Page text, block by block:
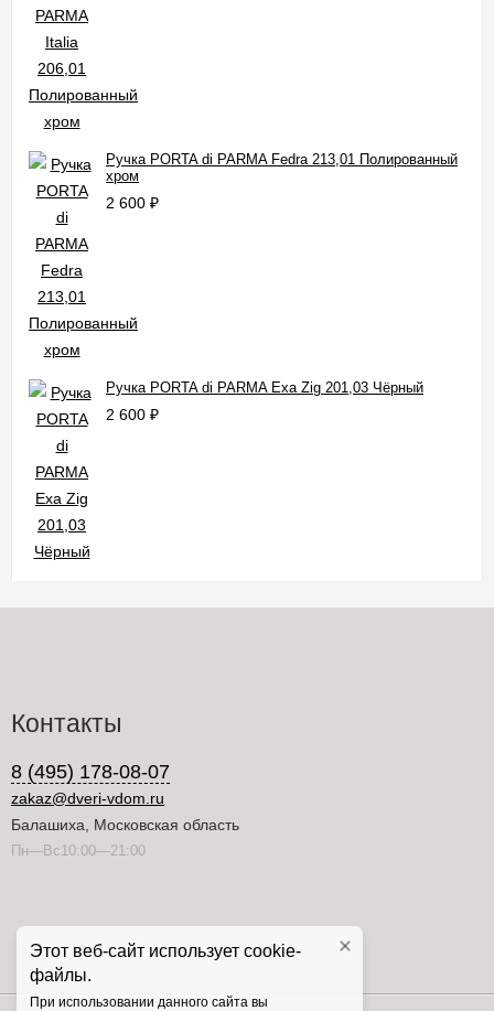
Ручка PORTA di PARMA Fedra 213,01 Полированный
хром
2 600 ₽
Ручка PORTA di PARMA Exa Zig 201,03 Чёрный
2 600 ₽
Контакты
8 (495) 178-08-07
zakaz@dveri-vdom.ru
Балашиха, Московская область
Пн—Вс10:00—21:00
Этот веб-сайт использует cookie-
файлы.
При использовании данного сайта вы